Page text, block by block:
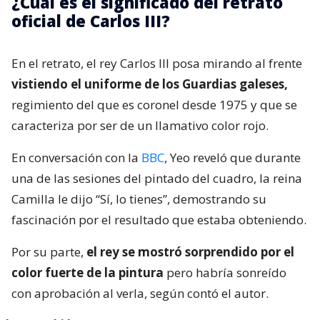
oficial de Carlos III?
En el retrato, el rey Carlos III posa mirando al frente
vistiendo el uniforme de los Guardias galeses,
regimiento del que es coronel desde 1975 y que se
caracteriza por ser de un llamativo color rojo.
En conversación con la BBC, Yeo reveló que durante
una de las sesiones del pintado del cuadro, la reina
Camilla le dijo “Sí, lo tienes”, demostrando su
fascinación por el resultado que estaba obteniendo.
Por su parte, el rey se mostró sorprendido por el
color fuerte de la pintura pero habría sonreído
con aprobación al verla, según contó el autor.